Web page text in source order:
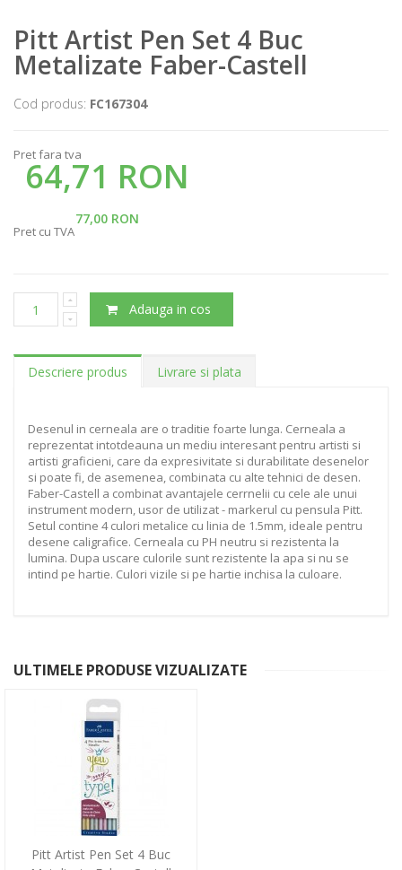
Pitt Artist Pen Set 4 Buc
Metalizate Faber-Castell
Cod produs: FC167304
Pret fara tva
64,71 RON
77,00 RON
Pret cu TVA
Adauga in cos
Descriere produs Livrare si plata
Desenul in cerneala are o traditie foarte lunga. Cerneala a
reprezentat intotdeauna un mediu interesant pentru artisti si
artisti graficieni, care da expresivitate si durabilitate desenelor
si poate fi, de asemenea, combinata cu alte tehnici de desen.
Faber-Castell a combinat avantajele cerrnelii cu cele ale unui
instrument modern, usor de utilizat - markerul cu pensula Pitt.
Setul contine 4 culori metalice cu linia de 1.5mm, ideale pentru
desene caligrafice. Cerneala cu PH neutru si rezistenta la
lumina. Dupa uscare culorile sunt rezistente la apa si nu se
intind pe hartie. Culori vizile si pe hartie inchisa la culoare.
ULTIMELE PRODUSE VIZUALIZATE
Pitt Artist Pen Set 4 Buc